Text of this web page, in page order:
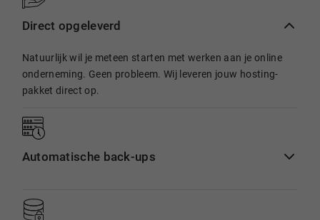
Direct opgeleverd
Natuurlijk wil je meteen starten met werken aan je online
onderneming. Geen probleem. Wij leveren jouw hosting-
pakket direct op.
Automatische back-ups